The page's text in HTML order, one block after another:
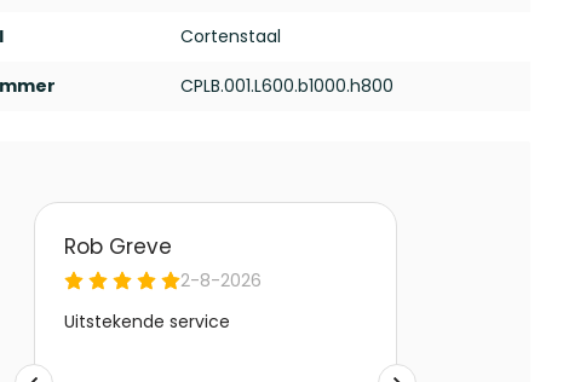
Cortenstaal
CPLB.001.L600.b1000.h800